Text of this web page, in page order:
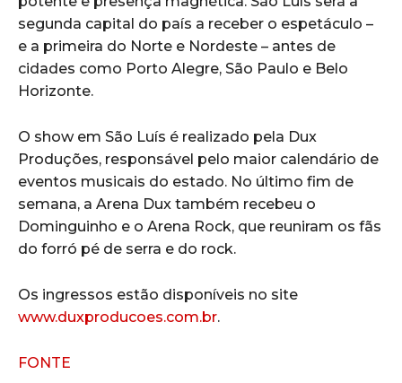
segunda capital do país a receber o espetáculo –
e a primeira do Norte e Nordeste – antes de
cidades como Porto Alegre, São Paulo e Belo
Horizonte.
O show em São Luís é realizado pela Dux
Produções, responsável pelo maior calendário de
eventos musicais do estado. No último fim de
semana, a Arena Dux também recebeu o
Dominguinho e o Arena Rock, que reuniram os fãs
do forró pé de serra e do rock.
Os ingressos estão disponíveis no site
www.duxproducoes.com.br.
FONTE